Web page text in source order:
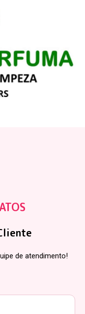
de atendimento!